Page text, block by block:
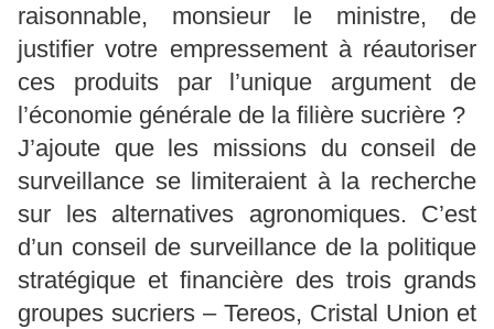
raisonnable, monsieur le ministre, de
justifier votre empressement à réautoriser
ces produits par l’unique argument de
l’économie générale de la filière sucrière ?
J’ajoute que les missions du conseil de
surveillance se limiteraient à la recherche
sur les alternatives agronomiques. C’est
d’un conseil de surveillance de la politique
stratégique et financière des trois grands
groupes sucriers – Tereos, Cristal Union et